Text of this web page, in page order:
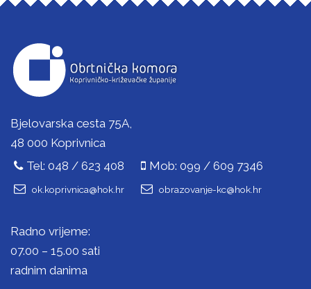
Bjelovarska cesta 75A,
48 000 Koprivnica
Tel: 048 / 623 408
Mob: 099 / 609 7346
ok.koprivnica@hok.hr obrazovanje-kc@hok.hr
Radno vrijeme:
07.00 – 15.00 sati
radnim danima